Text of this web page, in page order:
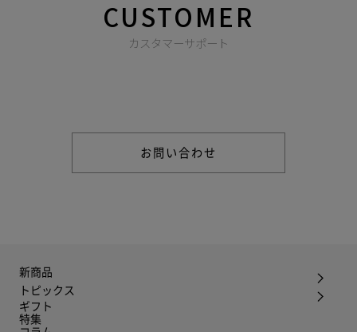
CUSTOMER
カスタマーサポート
お問い合わせ
新商品
トピックス
ギフト
特集